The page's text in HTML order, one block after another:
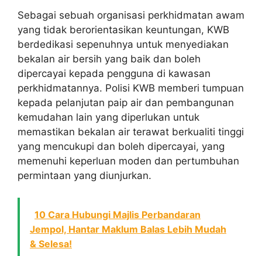
Sebagai sebuah organisasi perkhidmatan awam
yang tidak berorientasikan keuntungan, KWB
berdedikasi sepenuhnya untuk menyediakan
bekalan air bersih yang baik dan boleh
dipercayai kepada pengguna di kawasan
perkhidmatannya. Polisi KWB memberi tumpuan
kepada pelanjutan paip air dan pembangunan
kemudahan lain yang diperlukan untuk
memastikan bekalan air terawat berkualiti tinggi
yang mencukupi dan boleh dipercayai, yang
memenuhi keperluan moden dan pertumbuhan
permintaan yang diunjurkan.
10 Cara Hubungi Majlis Perbandaran
Jempol, Hantar Maklum Balas Lebih Mudah
& Selesa!